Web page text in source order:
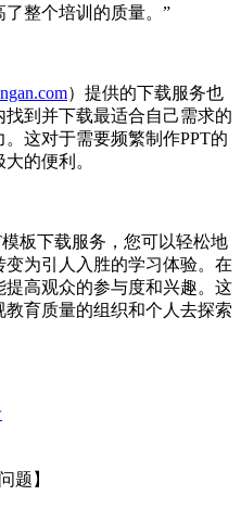
整个培训的质量。”
）提供的下载服务也
到并下载最适合自己需求的
这对于需要频繁制作PPT的
的便利。
板下载服务，您可以轻松地
为引人入胜的学习体验。在
高观众的参与度和兴趣。这
育质量的组织和个人去探索
题】